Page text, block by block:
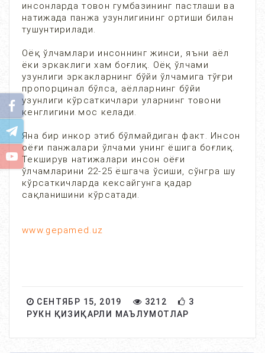
инсонларда товон гумбазининг пастлаши ва
натижада панжа узунлигининг ортиши билан
тушунтирилади.
Оёқ ўлчамлари инсоннинг жинси, яъни аёл
ёки эркаклиги хам боғлиқ. Оёқ ўлчами
узунлиги эркакларнинг бўйи ўлчамига тўғри
пропорцинал бўлса, аёлларнинг бўйи
узунлиги кўрсаткичлари уларнинг товони
кенглигини мос келади.
Яна бир инкор этиб бўлмайдиган факт. Инсон
оёғи панжалари ўлчами унинг ёшига боғлиқ.
Текширув натижалари инсон оёғи
ўлчамларини 22-25 ёшгача ўсиши, сўнгра шу
кўрсаткичларда кексайгунга қадар
сақланишини кўрсатади.
www.gepamed.uz
СЕНТЯБР 15, 2019 3212
3
РУКН ҚИЗИҚАРЛИ МАЪЛУМОТЛАР